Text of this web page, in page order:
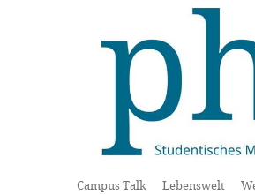
Campus Talk Lebenswelt